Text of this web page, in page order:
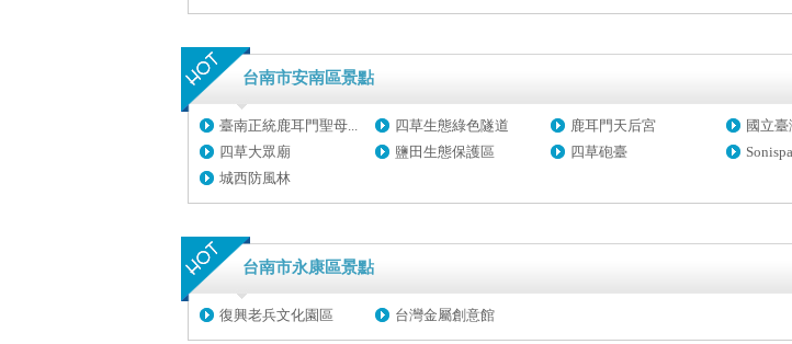
台南市安南區景點
臺南正統鹿耳門聖母... 四草生態綠色隧道 鹿耳門天后宮
國立
四草大眾廟
鹽田生態保護區 四草砲臺
城西防風林
台南市永康區景點
復興老兵文化園區 台灣金屬創意館